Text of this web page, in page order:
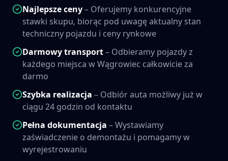
Najlepsze ceny– Oferujemy konkurencyjne
stawki skupu, biorąc pod uwagę aktualny stan
techniczny pojazdu i ceny rynkowe
Darmowy transport– Odbieramy pojazdy z
każdego miejsca wWągrowiec całkowicie za
darmo
Szybka realizacja – Odbiór auta możliwy już w
ciągu 24 godzin od kontaktu
Pełna dokumentacja – Wystawiamy
zaświadczenie o demontażu i pomagamy w
wyrejestrowaniu